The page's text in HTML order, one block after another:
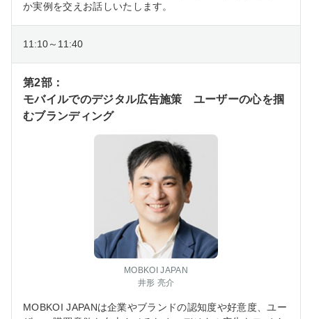
か実例を交えお話しいたします。
11:10～11:40
第2部：
モバイルでのデジタル広告施策 ユーザーの心を掴
むブランディング
MOBKOI JAPAN
井形 亮介
MOBKOI JAPANは企業やブランドの認知度や好意度、ユー